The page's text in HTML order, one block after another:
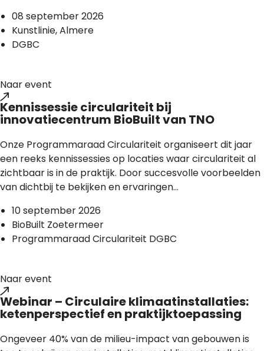
08 september 2026
Kunstlinie, Almere
DGBC
Naar event
Kennissessie circulariteit bij
innovatiecentrum BioBuilt van TNO
Onze Programmaraad Circulariteit organiseert dit jaar
een reeks kennissessies op locaties waar circulariteit al
zichtbaar is in de praktijk. Door succesvolle voorbeelden
van dichtbij te bekijken en ervaringen...
10 september 2026
BioBuilt Zoetermeer
Programmaraad Circulariteit DGBC
Naar event
Webinar – Circulaire klimaatinstallaties:
ketenperspectief en praktijktoepassing
Ongeveer 40% van de milieu-impact van gebouwen is